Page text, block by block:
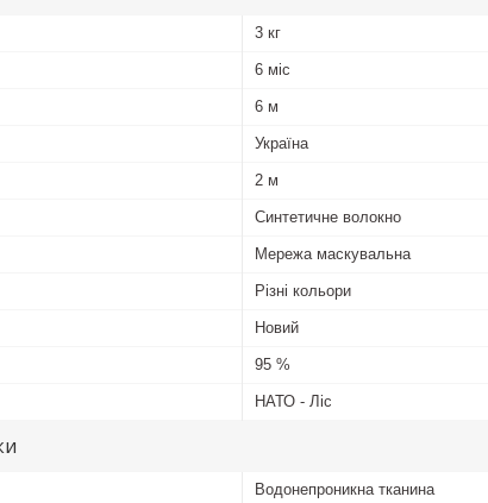
3 кг
6 міс
6 м
Україна
2 м
Синтетичне волокно
Мережа маскувальна
Різні кольори
Новий
95 %
НАТО - Ліс
Водонепроникна тканина